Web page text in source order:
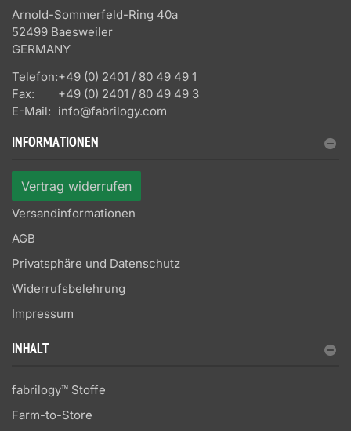
Arnold-Sommerfeld-Ring 40a
52499 Baesweiler
GERMANY
Telefon:+49 (0) 2401 / 80 49 49 1
Fax:
+49 (0) 2401 / 80 49 49 3
E-Mail: info@fabrilogy.com
INFORMATIONEN
Vertrag widerrufen
Versandinformationen
AGB
Privatsphäre und Datenschutz
Widerrufsbelehrung
Impressum
INHALT
fabrilogy™ Stoffe
Farm-to-Store